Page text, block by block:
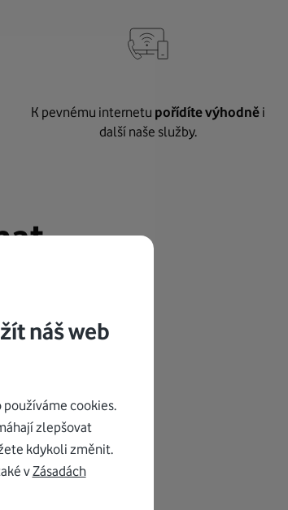
K pevnému internetu pořídíte výhodněi
další naše služby.
náš web
cookies.
zlepšovat
kdykoli změnit.
vZásadách